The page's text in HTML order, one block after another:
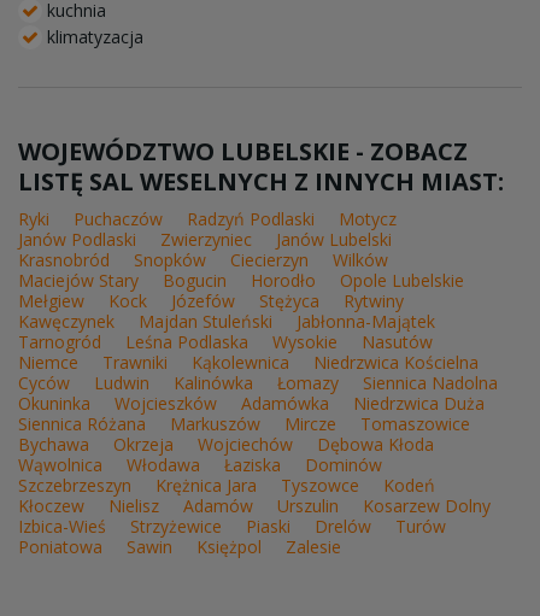
kuchnia
klimatyzacja
WOJEWÓDZTWO LUBELSKIE - ZOBACZ
LISTĘ SAL WESELNYCH Z INNYCH MIAST:
Ryki Puchaczów Radzyń Podlaski
Motycz
Janów Podlaski
Zwierzyniec
Janów Lubelski
Krasnobród
Snopków Ciecierzyn
Wilków
Maciejów Stary
Bogucin Horodło
Opole Lubelskie
Mełgiew
Kock Józefów Stężyca
Rytwiny
Kawęczynek
Majdan Stuleński
Jabłonna-Majątek
Tarnogród
Leśna Podlaska Wysokie
Nasutów
Niemce
Trawniki Kąkolewnica
Niedrzwica Kościelna
Cyców
Ludwin Kalinówka Łomazy
Siennica Nadolna
Okuninka
Wojcieszków Adamówka
Niedrzwica Duża
Siennica Różana
Markuszów Mircze
Tomaszowice
Bychawa
Okrzeja Wojciechów
Dębowa Kłoda
Wąwolnica
Włodawa Łaziska
Dominów
Szczebrzeszyn
Krężnica Jara Tyszowce
Kodeń
Kłoczew
Nielisz Adamów Urszulin
Kosarzew Dolny
Izbica-Wieś
Strzyżewice Piaski Drelów
Turów
Poniatowa
Sawin Księżpol Zalesie